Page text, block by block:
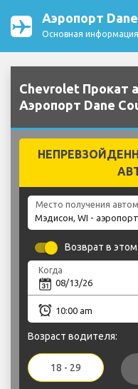
Аэропорт
Основная
Chevrolet Прокат
Аэропорт Dane
Место получения
Возврат в
Когда
Возраст водителя:
18 - 29